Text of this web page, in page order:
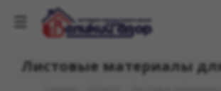
Листовые материалы